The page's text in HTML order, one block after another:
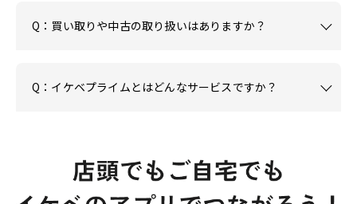
Q：買い取りや中古の取り扱いはありますか？
Q：イケベプライムとはどんなサービスですか？